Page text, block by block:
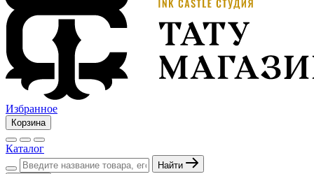
Избранное
Корзина
Каталог
Найти